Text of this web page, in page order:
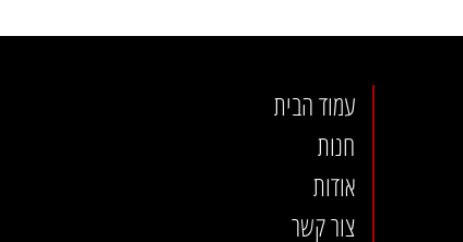
עמוד הבית
חנות
אודות
צור קשר